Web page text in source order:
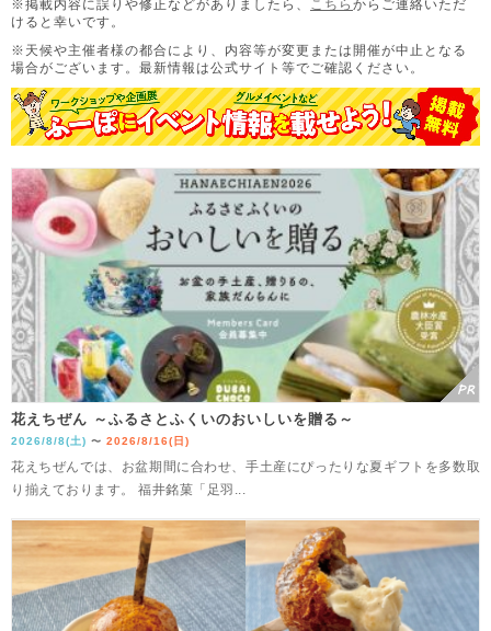
※掲載内容に誤りや修正などがありましたら、 こちら からご連絡いただ
けると幸いです。
※天候や主催者様の都合により、内容等が変更または開催が中止となる
場合がございます。 最新情報は公式サイト等でご確認ください。
花えちぜん ～ふるさとふくいのおいしいを贈る～
2026/8/8(土) 〜 2026/8/16(日)
花えちぜんでは、お盆期間に合わせ、手土産にぴったりな夏ギフトを多数取
り揃えております。 福井銘菓「足羽...